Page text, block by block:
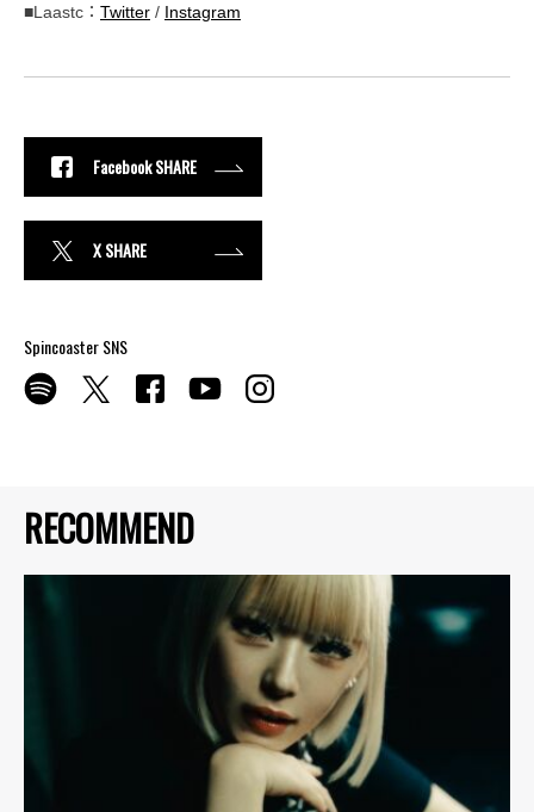
RECOMMEND
■Laastc： Twitter / Instagram
Facebook SHARE
X SHARE
Spincoaster SNS